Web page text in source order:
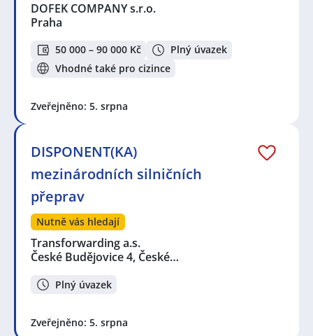
DOFEK COMPANY s.r.o.
Praha
50 000 – 90 000 Kč
Plný úvazek
Vhodné také pro cizince
Zveřejněno: 5. srpna
DISPONENT(KA)
mezinárodních silničních
přeprav
Nutně vás hledají
Transforwarding a.s.
České Budějovice 4, České…
Plný úvazek
Zveřejněno: 5. srpna